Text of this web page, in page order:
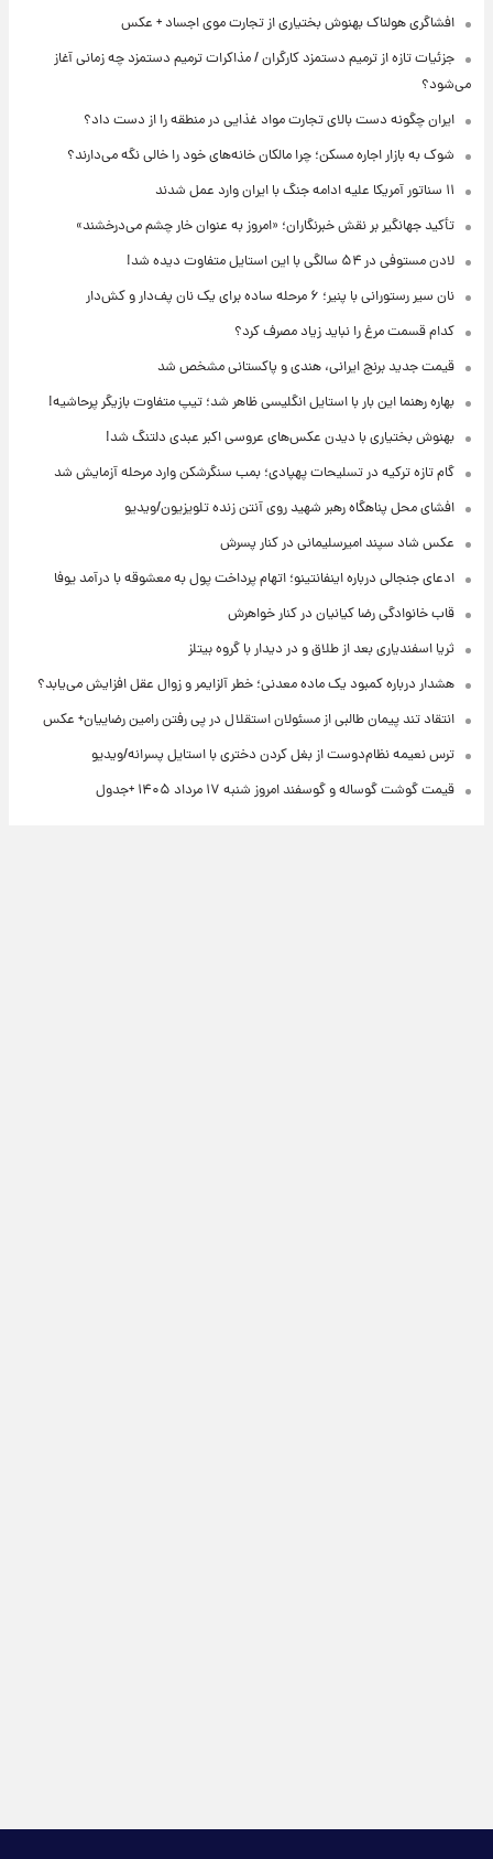
افشاگری هولناک بهنوش بختیاری از تجارت موی اجساد + عکس
جزئیات تازه از ترمیم دستمزد کارگران / مذاکرات ترمیم دستمزد چه زمانی آغاز
می‌شود؟
ایران چگونه دست بالای تجارت مواد غذایی در منطقه را از دست داد؟
شوک به بازار اجاره مسکن؛ چرا مالکان خانه‌های خود را خالی نگه می‌دارند؟
۱۱ سناتور آمریکا علیه ادامه جنگ با ایران وارد عمل شدند
تأکید جهانگیر بر نقش خبرنگاران؛ «امروز به عنوان خار چشم می‌درخشند»
لادن مستوفی در ۵۴ سالگی با این استایل متفاوت دیده شد!
نان سیر رستورانی با پنیر؛ ۶ مرحله ساده برای یک نان پف‌دار و کش‌دار
کدام قسمت مرغ را نباید زیاد مصرف کرد؟
قیمت جدید برنج ایرانی، هندی و پاکستانی مشخص شد
بهاره رهنما این بار با استایل انگلیسی ظاهر شد؛ تیپ متفاوت بازیگر پرحاشیه!
بهنوش بختیاری با دیدن عکس‌های عروسی اکبر عبدی دلتنگ شد!
گام تازه ترکیه در تسلیحات پهپادی؛ بمب سنگرشکن وارد مرحله آزمایش شد
افشای محل پناهگاه‌ رهبر شهید روی آنتن زنده تلویزیون/ویدیو
عکس شاد سپند امیرسلیمانی در کنار پسرش
ادعای جنجالی درباره اینفانتینو؛ اتهام پرداخت پول به معشوقه با درآمد یوفا
قاب خانوادگی رضا کیانیان در کنار خواهرش
ثریا اسفندیاری بعد از طلاق و در دیدار با گروه بیتلز
هشدار درباره کمبود یک ماده معدنی؛ خطر آلزایمر و زوال عقل افزایش می‌یابد؟
انتقاد تند پیمان طالبی از مسئولان استقلال در پی رفتن رامین رضاییان+ عکس
ترس نعیمه نظام‌دوست از بغل کردن دختری با استایل پسرانه/ویدیو
قیمت گوشت گوساله و گوسفند امروز شنبه ۱۷ مرداد ۱۴۰۵ +جدول